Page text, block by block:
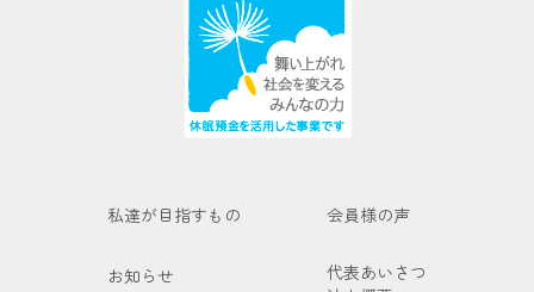
私達が目指すもの 会員様の声
お知らせ
代表あいさつ